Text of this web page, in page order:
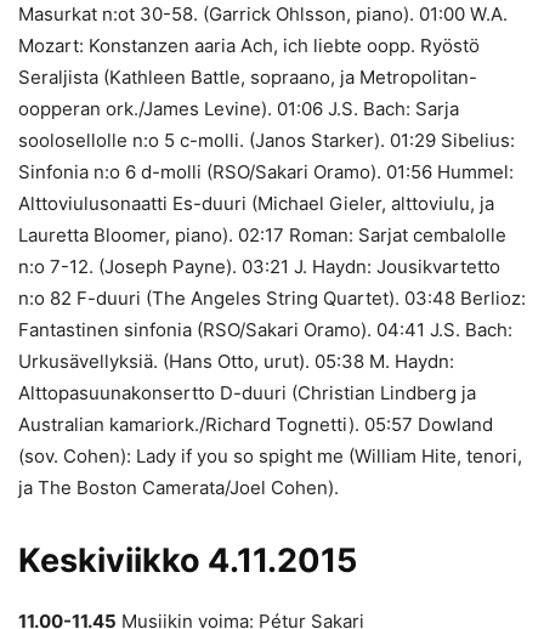
Masurkat n:ot 30-58. (Garrick Ohlsson, piano). 01:00 W.A.
Mozart: Konstanzen aaria Ach, ich liebte oopp. Ryöstö
Seraljista (Kathleen Battle, sopraano, ja Metropolitan-
oopperan ork./James Levine). 01:06 J.S. Bach: Sarja
soolosellolle n:o 5 c-molli. (Janos Starker). 01:29 Sibelius:
Sinfonia n:o 6 d-molli (RSO/Sakari Oramo). 01:56 Hummel:
Alttoviulusonaatti Es-duuri (Michael Gieler, alttoviulu, ja
Lauretta Bloomer, piano). 02:17 Roman: Sarjat cembalolle
n:o 7-12. (Joseph Payne). 03:21 J. Haydn: Jousikvartetto
n:o 82 F-duuri (The Angeles String Quartet). 03:48 Berlioz:
Fantastinen sinfonia (RSO/Sakari Oramo). 04:41 J.S. Bach:
Urkusävellyksiä. (Hans Otto, urut). 05:38 M. Haydn:
Alttopasuunakonsertto D-duuri (Christian Lindberg ja
Australian kamariork./Richard Tognetti). 05:57 Dowland
(sov. Cohen): Lady if you so spight me (William Hite, tenori,
ja The Boston Camerata/Joel Cohen).
Keskiviikko 4.11.2015
11.00-11.45 Musiikin voima: Pétur Sakari